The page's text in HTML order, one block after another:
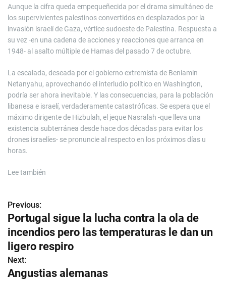
Aunque la cifra queda empequeñecida por el drama simultáneo de
los supervivientes palestinos convertidos en desplazados por la
invasión israelí de Gaza, vértice sudoeste de Palestina. Respuesta a
su vez -en una cadena de acciones y reacciones que arranca en
1948- al asalto múltiple de Hamas del pasado 7 de octubre.
La escalada, deseada por el gobierno extremista de Beniamin
Netanyahu, aprovechando el interludio político en Washington,
podría ser ahora inevitable. Y las consecuencias, para la población
libanesa e israelí, verdaderamente catastróficas. Se espera que el
máximo dirigente de Hizbulah, el jeque Nasralah -que lleva una
existencia subterránea desde hace dos décadas para evitar los
drones israelíes- se pronuncie al respecto en los próximos días u
horas.
Lee también
N
a
v
e
Previous:
Portugal sigue la lucha contra la ola de
incendios pero las temperaturas le dan un
ligero respiro
Next:
Angustias alemanas